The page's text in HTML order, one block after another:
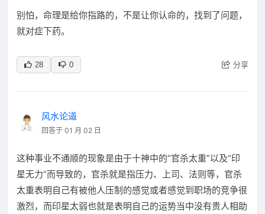
别怕，命理是给你指路的，不是让你认命的，找到了问题，
就对症下药。
28 0 分享
风水论道
回答于 01 月 02 日
这种事业不通顺的现象是由于十神中的“官杀太重”以及“印
星无力”而导致的，官杀就是指压力、上司、法则等，官杀
太重表明自己有被他人压制的感觉或者感觉到职场的竞争很
激烈，而印星太弱也就是表明自己的运势当中没有贵人相助